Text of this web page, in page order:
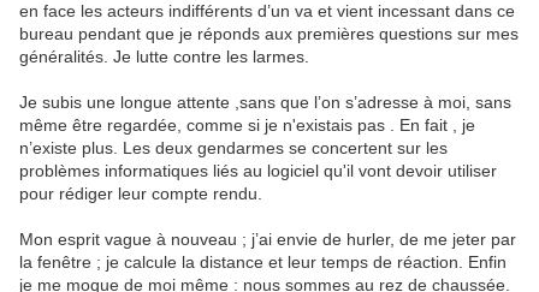
en face les acteurs indifférents d’un va et vient incessant dans ce
bureau pendant que je réponds aux premières questions sur mes
généralités. Je lutte contre les larmes.
Je subis une longue attente ,sans que l’on s’adresse à moi, sans
même être regardée, comme si je n'existais pas . En fait , je
n’existe plus. Les deux gendarmes se concertent sur les
problèmes informatiques liés au logiciel qu'il vont devoir utiliser
pour rédiger leur compte rendu.
Mon esprit vague à nouveau ; j’ai envie de hurler, de me jeter par
la fenêtre ; je calcule la distance et leur temps de réaction. Enfin
je me moque de moi même : nous sommes au rez de chaussée.